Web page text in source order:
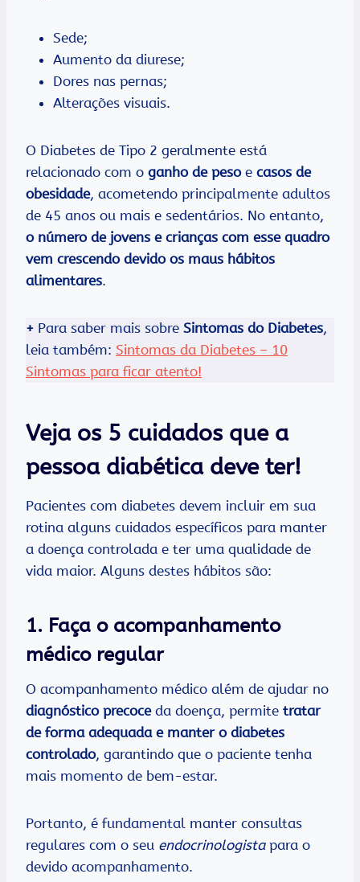
Sede;
Aumento da diurese;
Dores nas pernas;
Alterações visuais.
O Diabetes de Tipo 2 geralmente está
relacionado com o ganho de pesoe casos de
obesidade, acometendo principalmente adultos
de 45 anos ou mais e sedentários. No entanto,
o número de jovens e crianças com esse quadro
vem crescendo devido os maus hábitos
alimentares.
+ Para saber mais sobre Sintomas do Diabetes,
leia também: Sintomas da Diabetes – 10
Sintomas para ficar atento!
Veja os 5 cuidados que a
pessoa diabética deve ter!
Pacientes com diabetes devem incluir em sua
rotina alguns cuidados específicos para manter
a doença controlada e ter uma qualidade de
vida maior. Alguns destes hábitos são:
1. Faça o acompanhamento
médico regular
O acompanhamento médico além de ajudar no
diagnóstico precoceda doença, permite tratar
de forma adequada e manter o diabetes
controlado, garantindo que o paciente tenha
mais momento de bem-estar.
Portanto, é fundamental manter consultas
regulares com o seu endocrinologista para o
devido acompanhamento.